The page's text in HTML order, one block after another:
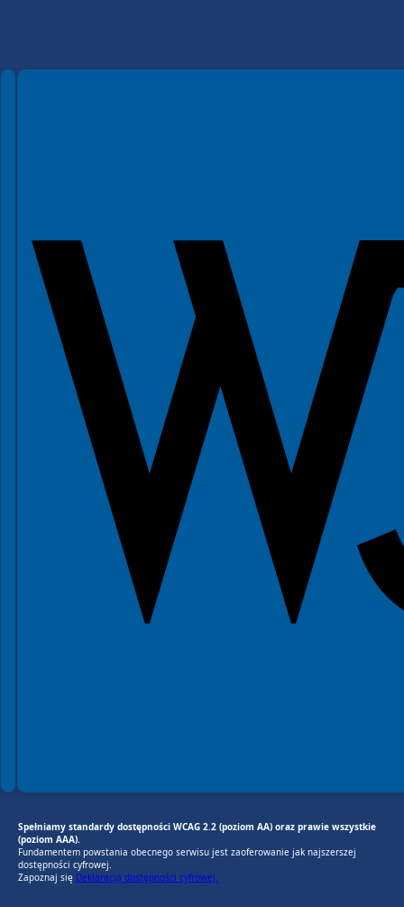
Spełniamy standardy WCAG 2.2
Spełniamy standardy W3C
Spełniamy standardy dostępności WCAG 2.2 (poziom AA) oraz prawie wszystkie
(poziom AAA).
Fundamentem powstania obecnego serwisu jest zaoferowanie jak najszerszej
dostępności cyfrowej.
Zapoznaj się Deklaracją dostępności cyfrowej.